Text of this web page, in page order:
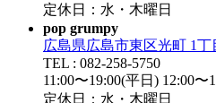
定休日：水・木曜日
pop grumpy
広島県広島市東区光町 1丁
TEL : 082-258-5750
11:00〜19:00(平日) 12:00〜
定休日：水・木曜日